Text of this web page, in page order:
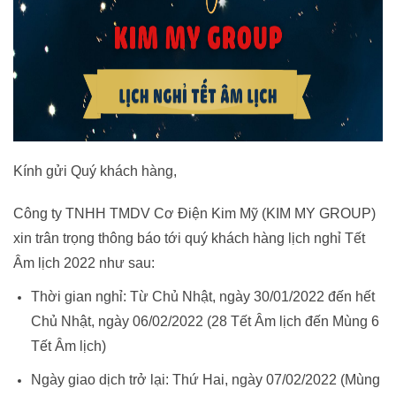
Kính gửi Quý khách hàng,
Công ty TNHH TMDV Cơ Điện Kim Mỹ (KIM MY GROUP)
xin trân trọng thông báo tới quý khách hàng lịch nghỉ Tết
Âm lịch 2022 như sau:
Thời gian nghỉ: Từ Chủ Nhật, ngày 30/01/2022 đến hết
Chủ Nhật, ngày 06/02/2022 (28 Tết Âm lịch đến Mùng 6
Tết Âm lịch)
Ngày giao dịch trở lại: Thứ Hai, ngày 07/02/2022 (Mùng